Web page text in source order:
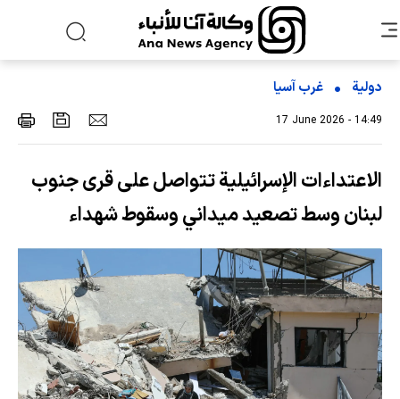
دولية غرب آسیا
17 June 2026 - 14:49
الاعتداءات الإسرائيلية تتواصل على قرى جنوب
لبنان وسط تصعيد ميداني وسقوط شهداء